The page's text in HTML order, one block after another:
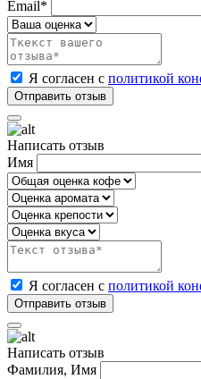
Email*
Я согласен с политикой
Написать отзыв
Имя
Я согласен с политикой
Написать отзыв
Фамилия, Имя